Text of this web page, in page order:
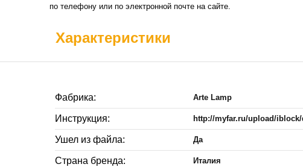
по телефону или по электронной почте на сайте.
Характеристики
Фабрика: Arte Lamp
Инструкция: http://myfar.ru/upload/iblock/
Ушел из файла: Да
Страна бренда: Италия